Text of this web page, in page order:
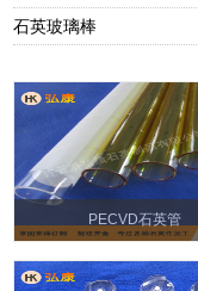
石英玻璃棒
PECVD石英管